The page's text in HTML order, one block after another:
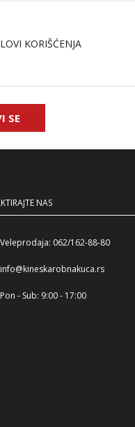
KORIŠĆENJA
SE
NAS
Veleprodaja: 062/162-88-80
info@kineskarobnakuca.rs
Pon - Sub: 9:00 - 17:00